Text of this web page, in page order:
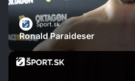
Šport.sk
Ronald Paraideser